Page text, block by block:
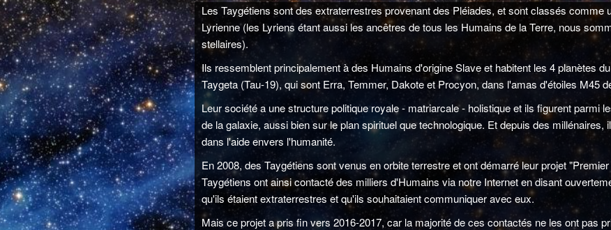
Les Taygétiens sont des extraterrestres provenant des Pléiades, et sont classés comme
Lyrienne (les Lyriens étant aussi les ancêtres de tous les Humains de la Terre, nous
stellaires).
Ils ressemblent principalement à des Humains d'origine Slave et habitent les 4 planètes
Taygeta (Tau-19), qui sont Erra, Temmer, Dakote et Procyon, dans l'amas d'étoiles M45
Leur société a une structure politique royale - matriarcale - holistique et ils figurent parmi
de la galaxie, aussi bien sur le plan spirituel que technologique. Et depuis des millénaires,
dans l'aide envers l'humanité.
En 2008, des Taygétiens sont venus en orbite terrestre et ont démarré leur projet
Taygétiens ont ainsi contacté des milliers d'Humains via notre Internet en disant
qu'ils étaient extraterrestres et qu'ils souhaitaient communiquer avec eux.
Mais ce projet a pris fin vers 2016-2017, car la majorité de ces contactés ne les ont pas